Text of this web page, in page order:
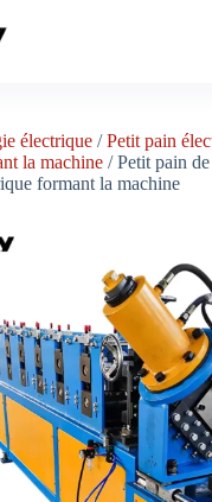
électrique/Petit pain
la machine/ Petit pain de
formant la machine